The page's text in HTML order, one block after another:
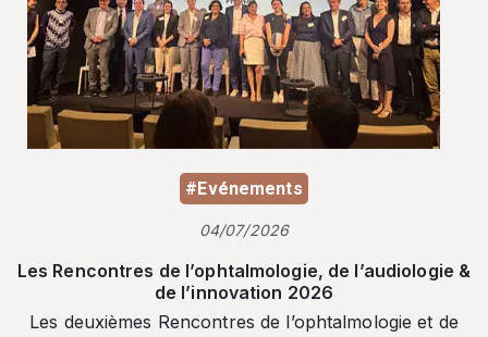
#Evénements
04/07/2026
Les Rencontres de l’ophtalmologie, de l’audiologie &
de l’innovation 2026
Les deuxièmes Rencontres de l’ophtalmologie et de